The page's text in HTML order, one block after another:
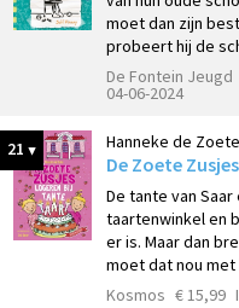
moet dan zijn
probeert hij de
De Fontein Jeugd
04-06-2024
21 Hanneke de Zoete
De Zoete
De tante van
taartenwinkel en
er is. Maar dan
moet dat nou
Kosmos € 15,99